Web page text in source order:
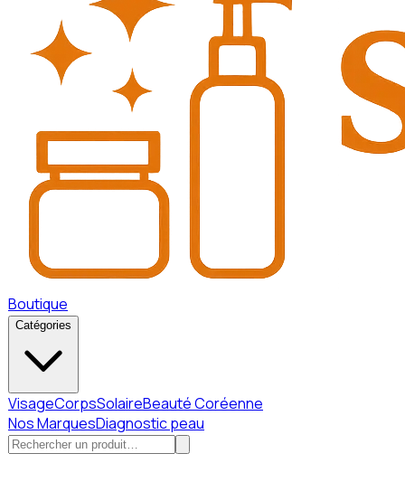
Boutique
Catégories
VisageCorpsSolaireBeauté Coréenne
Nos MarquesDiagnostic peau